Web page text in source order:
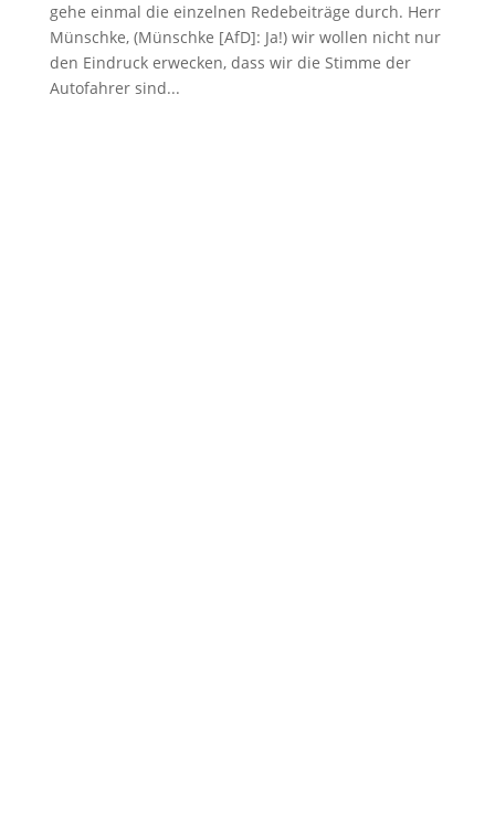
gehe einmal die einzelnen Redebeiträge durch. Herr
Münschke, (Münschke [AfD]: Ja!) wir wollen nicht nur
den Eindruck erwecken, dass wir die Stimme der
Autofahrer sind...